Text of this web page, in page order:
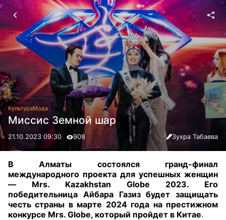
КультураМода
Миссис Земной шар
21.10.2023 09:30 908 Зухра Табаева
В Алматы состоялся гранд-финал
международного проекта для успешных женщин
— Mrs. Kazakhstan Globe 2023. Его
победительница Айбара Газиз будет защищать
честь страны в марте 2024 года на престижном
конкурсе Mrs. Globe, который пройдет в Китае.